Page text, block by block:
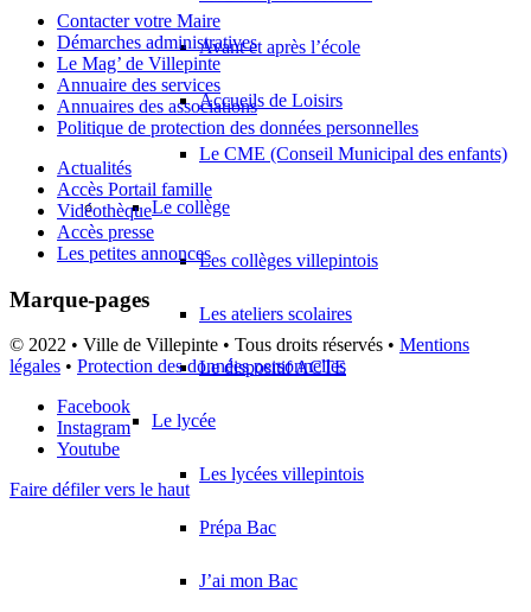
Avant et après l’école
Accueils de Loisirs
Le CME (Conseil Municipal des enfants)
Le collège
Les collèges villepintois
Les ateliers scolaires
Le dispositif ACTE
Le lycée
Les lycées villepintois
Prépa Bac
J’ai mon Bac
Contacter votre Maire
Démarches administratives
Le Mag’ de Villepinte
Annuaire des services
Annuaires des associations
Politique de protection des données personnelles
Actualités
Accès Portail famille
Vidéothèque
Accès presse
Les petites annonces
Marque-pages
© 2022 • Ville de Villepinte • Tous droits réservés • Mentions
légales • Protection des données personnelles
Facebook
Instagram
Youtube
Faire défiler vers le haut